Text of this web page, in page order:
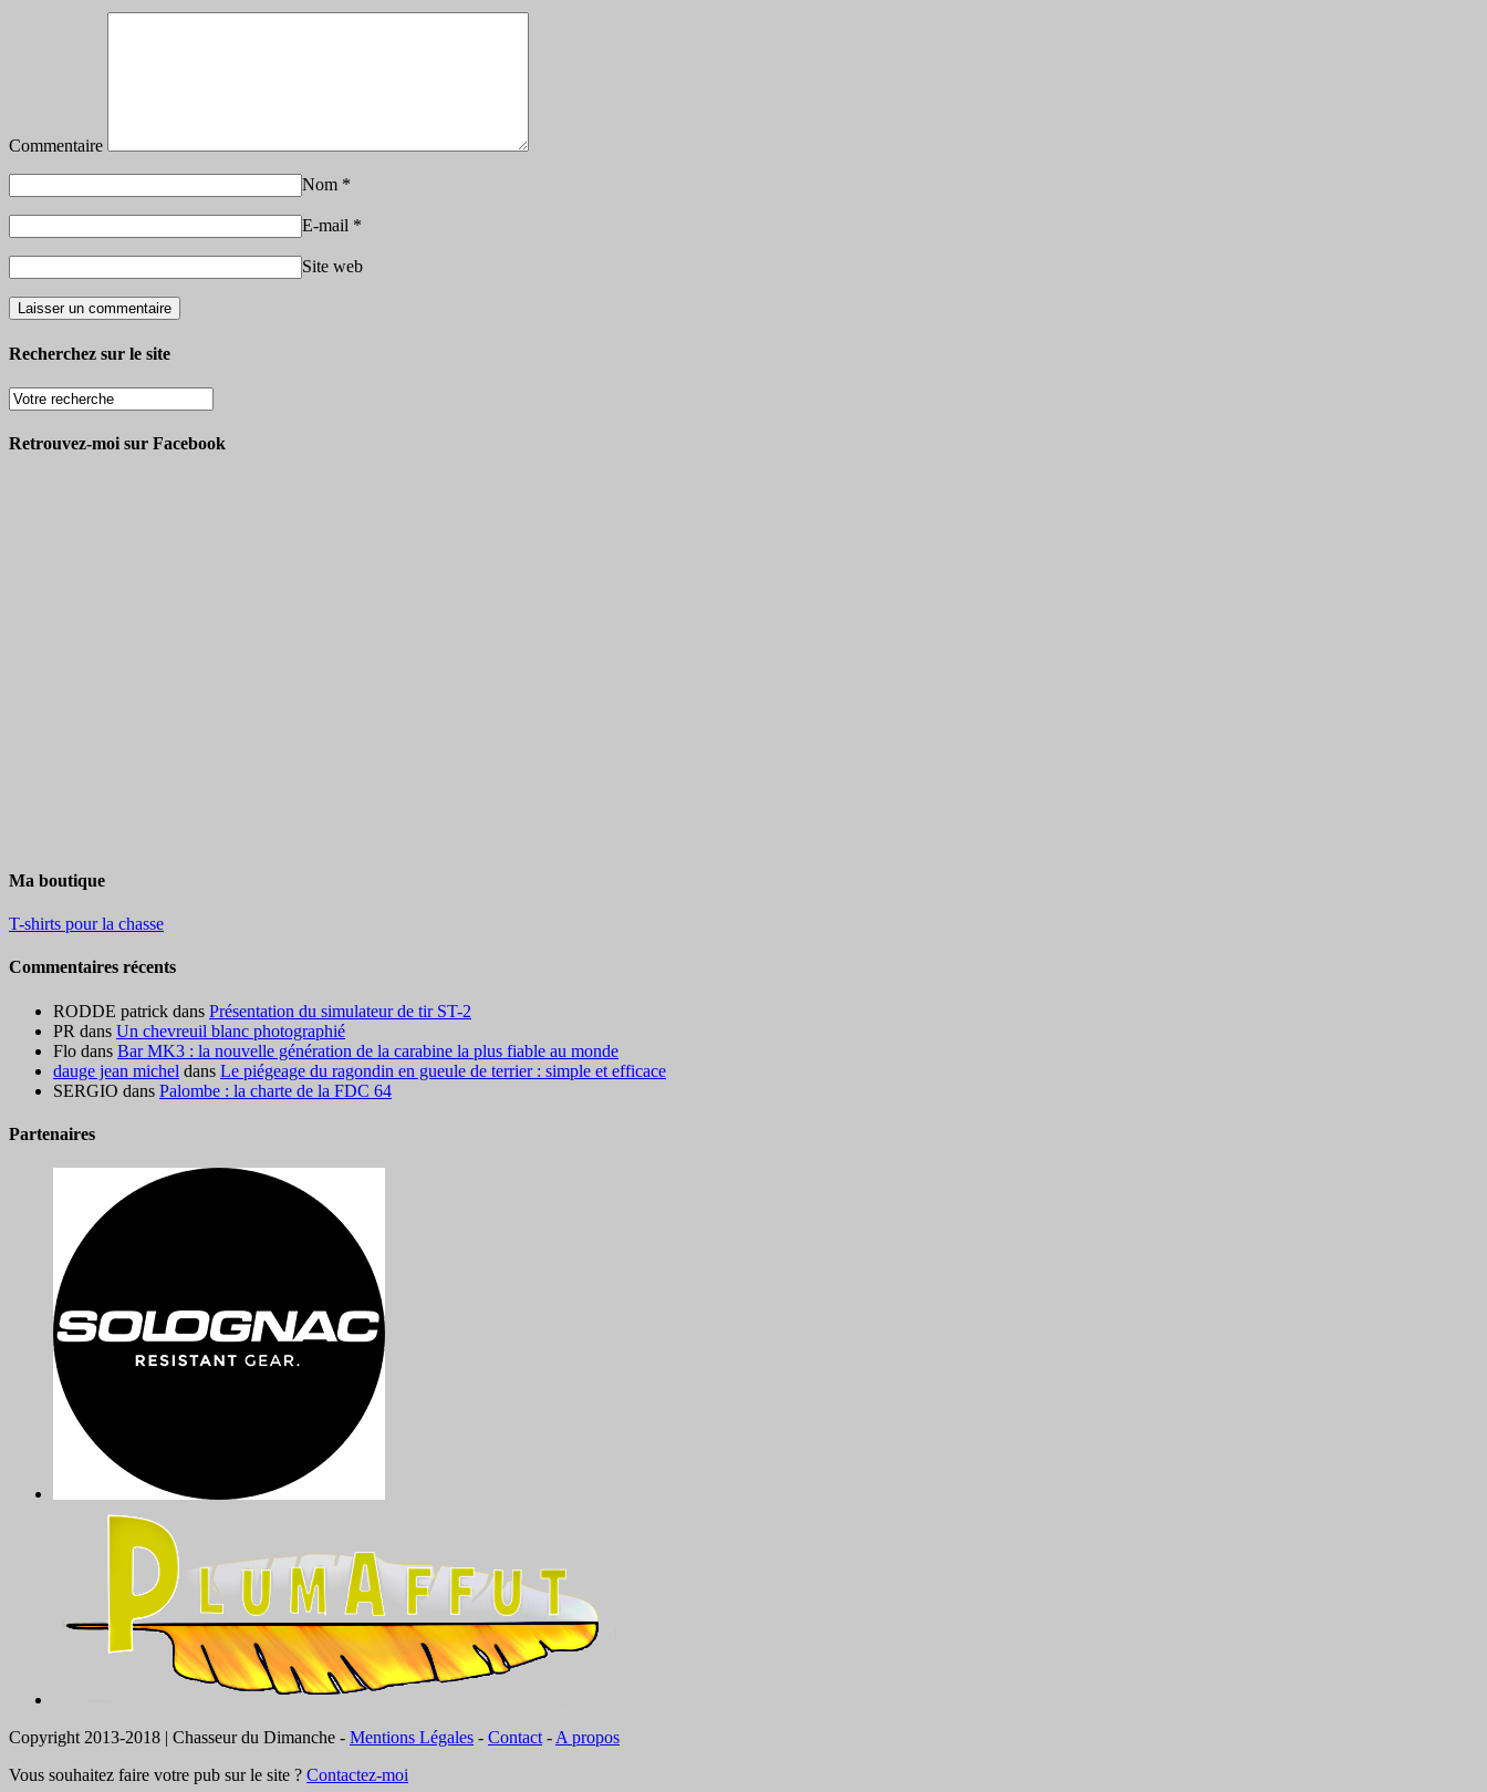
Commentaire
Nom *
E-mail *
Site web
Recherchez sur le site
Retrouvez-moi sur Facebook
Ma boutique
T-shirts pour la chasse
Commentaires récents
RODDE patrick dans Présentation du simulateur de tir ST-2
PR dans Un chevreuil blanc photographié
Flo dans Bar MK3 : la nouvelle génération de la carabine la plus fiable au monde
dauge jean michel dans Le piégeage du ragondin en gueule de terrier : simple et efficace
SERGIO dans Palombe : la charte de la FDC 64
Partenaires
Copyright 2013-2018 | Chasseur du Dimanche - Mentions Légales - Contact - A propos
Vous souhaitez faire votre pub sur le site ? Contactez-moi